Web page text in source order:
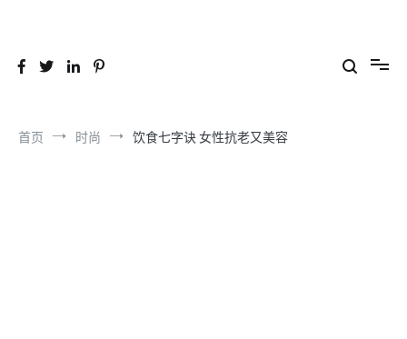
首页 时尚 饮食七字诀 女性抗老又美容